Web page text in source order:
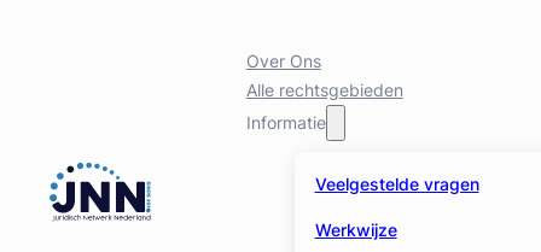
Over Ons
Alle rechtsgebieden
Informatie
Veelgestelde vragen
Werkwijze